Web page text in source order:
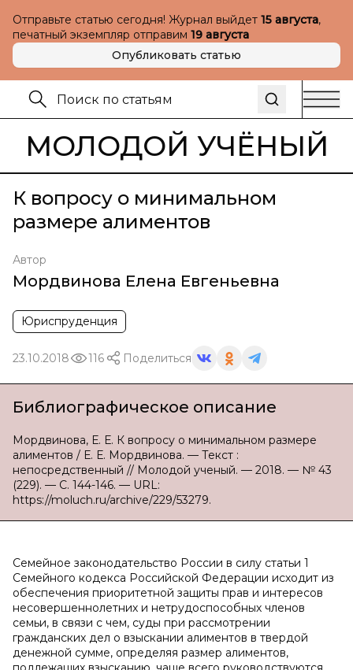
Отправьте статью сегодня! Журнал выйдет 15 августа,
печатный экземпляр отправим 19 августа
Опубликовать статью
МОЛОДОЙ УЧЁНЫЙ
К вопросу о минимальном
размере алиментов
Автор
Мордвинова Елена Евгеньевна
Юриспруденция
23.10.2018 116 Поделиться
Библиографическое описание
Мордвинова, Е. Е. К вопросу о минимальном размере
алиментов / Е. Е. Мордвинова. — Текст :
непосредственный // Молодой ученый. — 2018. — № 43
(229). — С. 144-146. — URL:
https://moluch.ru/archive/229/53279.
Семейное законодательство России в силу статьи 1
Семейного кодекса Российской Федерации исходит из
обеспечения приоритетной защиты прав и интересов
несовершеннолетних и нетрудоспособных членов
семьи, в связи с чем, суды при рассмотрении
гражданских дел о взыскании алиментов в твердой
денежной сумме, определяя размер алиментов,